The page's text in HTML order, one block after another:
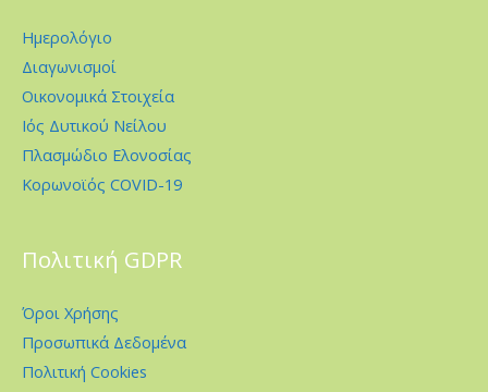
Ημερολόγιο
Διαγωνισμοί
Οικονομικά Στοιχεία
Ιός Δυτικού Νείλου
Πλασμώδιο Ελονοσίας
Κορωνοϊός COVID-19
Πολιτική GDPR
Όροι Χρήσης
Προσωπικά Δεδομένα
Πολιτική Cookies